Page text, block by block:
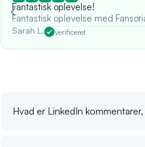
Fantastisk oplevelse!
Fantastisk oplevelse med
Sarah L. verificeret
Hvad er LinkedIn